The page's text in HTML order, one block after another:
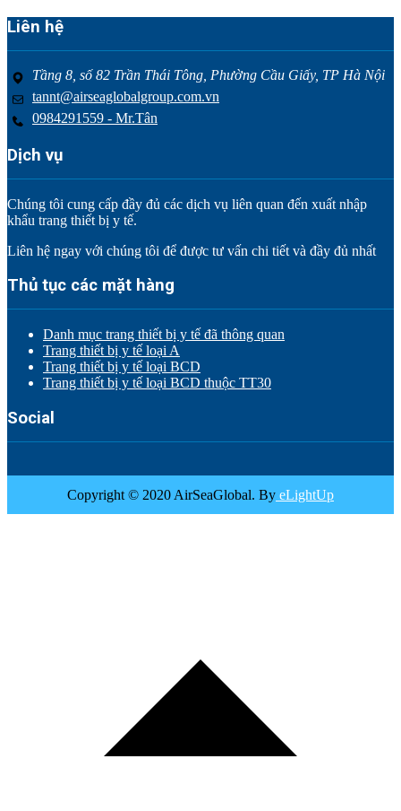
Liên hệ
Tầng 8, số 82 Trần Thái Tông, Phường Cầu Giấy, TP Hà Nội
tannt@airseaglobalgroup.com.vn
0984291559 - Mr.Tân
Dịch vụ
Chúng tôi cung cấp đầy đủ các dịch vụ liên quan đến xuất nhập
khẩu trang thiết bị y tế.
Liên hệ ngay với chúng tôi để được tư vấn chi tiết và đầy đủ nhất
Thủ tục các mặt hàng
Danh mục trang thiết bị y tế đã thông quan
Trang thiết bị y tế loại A
Trang thiết bị y tế loại BCD
Trang thiết bị y tế loại BCD thuộc TT30
Social
Copyright © 2020 AirSeaGlobal. By eLightUp